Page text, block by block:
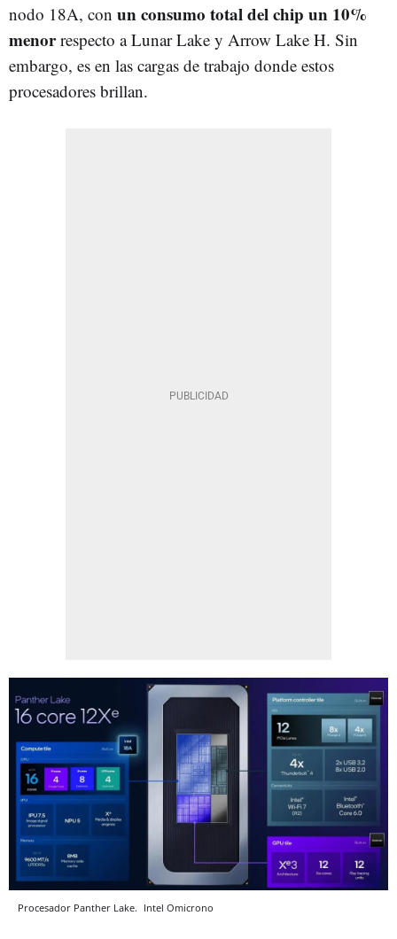
nodo 18A, con un consumo total del chip un 10%
menorrespecto a Lunar Lake y Arrow Lake H. Sin
embargo, es en las cargas de trabajo donde estos
procesadores brillan.
Procesador Panther Lake. Intel Omicrono